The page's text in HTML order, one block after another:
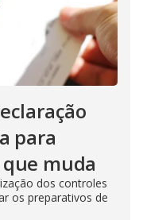
para
muda
dos controles
os preparativos de